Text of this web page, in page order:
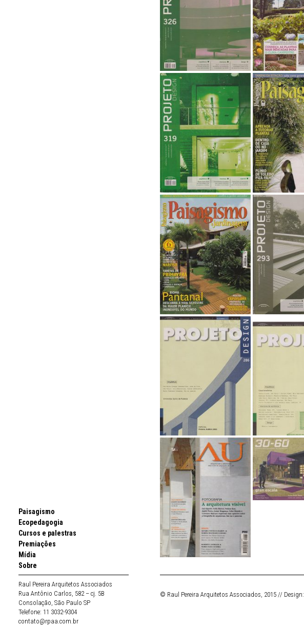
Paisagismo
Ecopedagogia
Cursos e palestras
Premiações
Mídia
Sobre
Raul Pereira Arquitetos Associados
Rua Antônio Carlos, 582 – cj. 5B
Consolação, São Paulo SP
Telefone: 11 3032-9304
contato@rpaa.com.br
© Raul Pereira Arquitetos Associados, 2015 // Design: